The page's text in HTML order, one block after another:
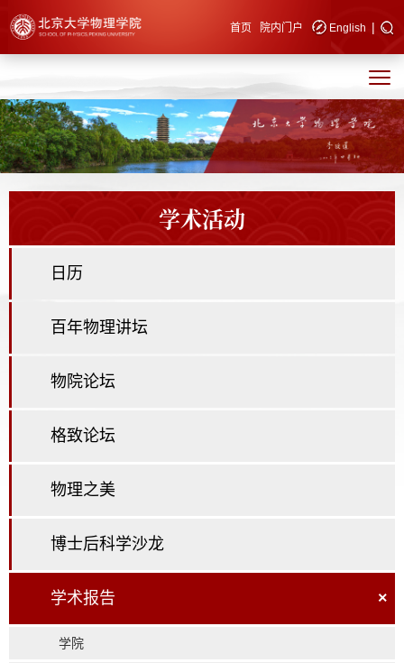
快速导航 首页 院内门户 English |
学术活动
日历
百年物理讲坛
物院论坛
格致论坛
物理之美
博士后科学沙龙
学术报告 ×
学院